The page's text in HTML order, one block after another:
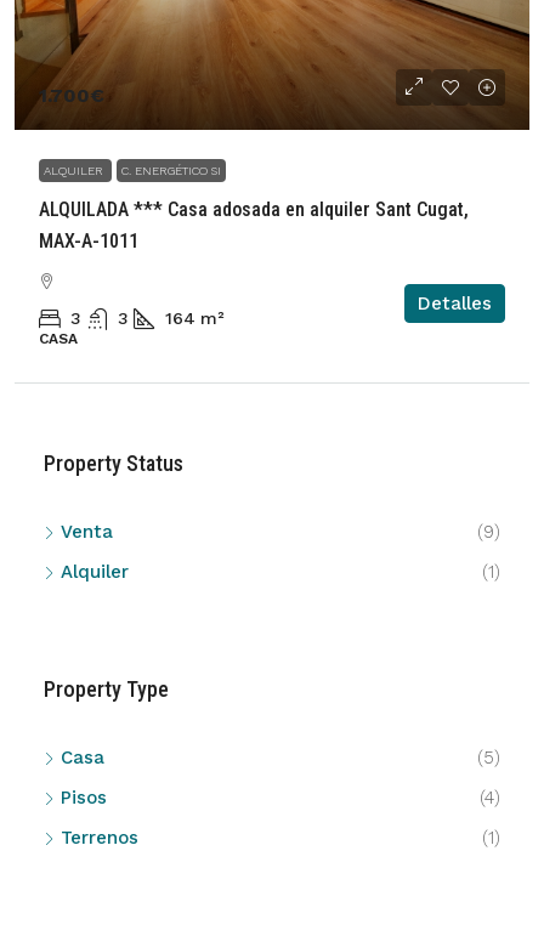
1.700€
ALQUILER C. ENERGÉTICO SI
ALQUILADA *** Casa adosada en alquiler Sant Cugat,
MAX-A-1011
3 3 164 m²
CASA
Detalles
Property Status
Venta
(9)
Alquiler
(1)
Property Type
Casa
(5)
Pisos
(4)
Terrenos
(1)